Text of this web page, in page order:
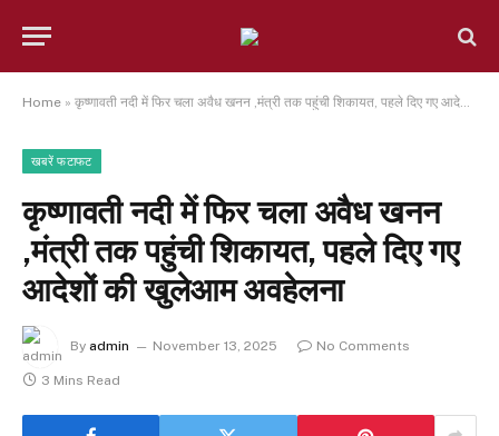
Home » कृष्णावती नदी में फिर चला अवैध खनन ,मंत्री तक पहुंची शिकायत, पहले दिए गए आदेशों की खुलेआम अवहेलना
खबरें फटाफट
कृष्णावती नदी में फिर चला अवैध खनन
,मंत्री तक पहुंची शिकायत, पहले दिए गए
आदेशों की खुलेआम अवहेलना
By admin November 13, 2025 No Comments
3 Mins Read